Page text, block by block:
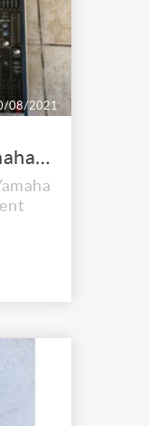
08/2021
Table Mixage Yamaha MG16/6FX